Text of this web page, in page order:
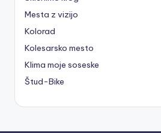
Mesta z vizijo
Kolorad
Kolesarsko mesto
Klima moje soseske
Štud-Bike